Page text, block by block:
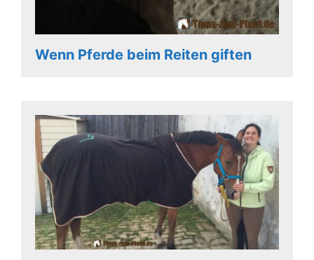
Wenn Pferde beim Reiten giften